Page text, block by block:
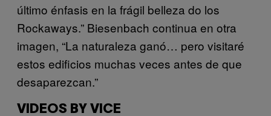
último énfasis en la frágil belleza do los
Rockaways.” Biesenbach continua en otra
imagen, “La naturaleza ganó… pero visitaré
estos edificios muchas veces antes de que
desaparezcan.”
VIDEOS BY VICE